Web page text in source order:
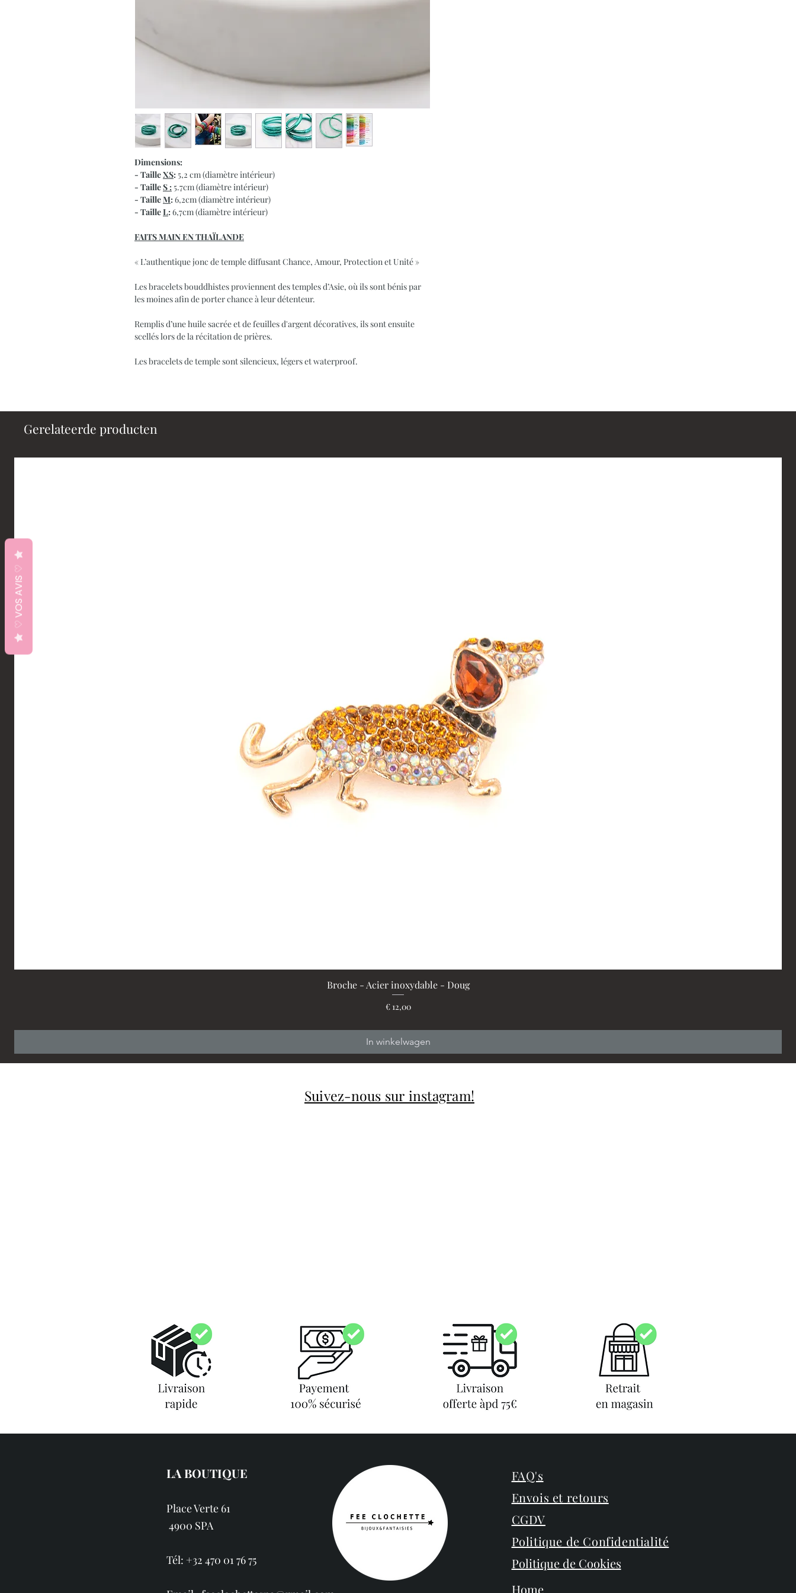
Dimensions:
- TailleXS: 5,2 cm (diamètre intérieur)
- TailleS : 5.7cm (diamètre intérieur)
- TailleM:6,2cm (diamètre intérieur)
- TailleL:6,7cm (diamètre intérieur)
FAITS MAIN EN THAÏLANDE
« L’authentique jonc de temple diffusant Chance, Amour, Protection et Unité »
Les bracelets bouddhistes proviennent des temples d’Asie, où ils sont bénis par
les moines afin de porter chance à leur détenteur.
Remplis d’une huile sacrée et de feuilles d'argent décoratives, ils sont ensuite
scellés lors de la récitation de prières.
Les bracelets de temple sont silencieux, légers et waterproof.
Gerelateerde producten
Snel overzicht
Broche - Acier inoxydable - Doug
Prijs
€ 12,00
In winkelwagen
Suivez-nous sur instagram!
LA BOUTIQUE
Place Verte 61
4900 SPA
Tél: +32 470 01 76 75
FAQ's
Envois et retours
CGDV
Politique de Confidentialité
Politique de Cookies
Home
♡ VOS AVIS ♡